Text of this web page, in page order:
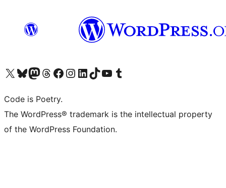
Navštivte náš účet na X (dříve Twitter)
Navštivte náš Bluesky účetNavštivte náš účet Mastodon
Navštivte náš Threads účetNavštivte naši stránku na Facebooku
Navštivte náš Instagram účetNavštivte náš LinkedIn účetNavštivte náš TikTok účetNavštivte náš YouTube kanálNavštivte náš Tumblr účet
Code is Poetry.
The WordPress® trademark is the intellectual property
of the WordPress Foundation.